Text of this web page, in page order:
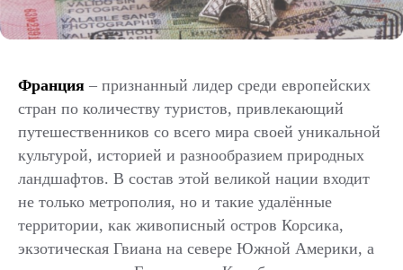
Франция – признанный лидер среди европейских
стран по количеству туристов, привлекающий
путешественников со всего мира своей уникальной
культурой, историей и разнообразием природных
ландшафтов. В состав этой великой нации входит
не только метрополия, но и такие удалённые
территории, как живописный остров Корсика,
экзотическая Гвиана на севере Южной Америки, а